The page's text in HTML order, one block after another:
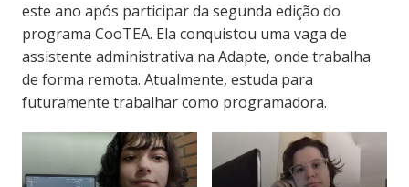
este ano após participar da segunda edição do
programa CooTEA. Ela conquistou uma vaga de
assistente administrativa na Adapte, onde trabalha
de forma remota. Atualmente, estuda para
futuramente trabalhar como programadora.